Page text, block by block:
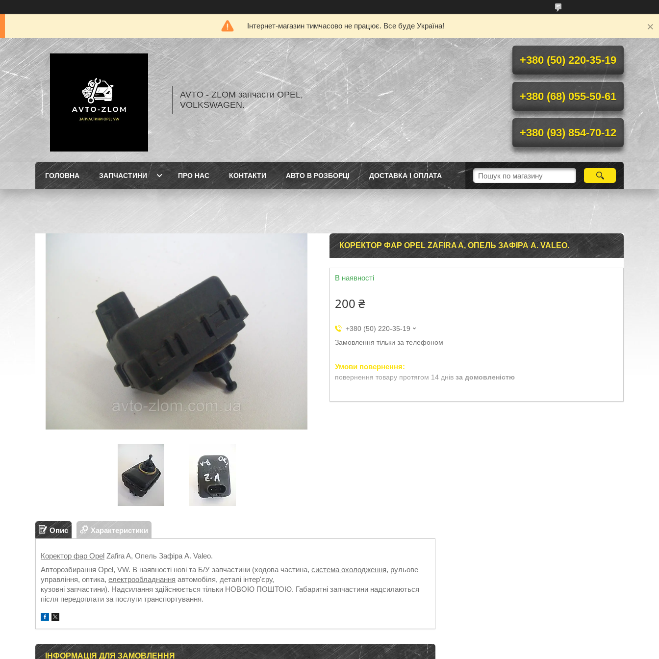
Інтернет-магазин тимчасово не працює. Все буде Україна!
AVTO - ZLOM запчасти OPEL,
VOLKSWAGEN.
+380 (50) 220-35-19
+380 (68) 055-50-61
+380 (93) 854-70-12
ГОЛОВНА ЗАПЧАСТИНИ ПРО НАС КОНТАКТИ АВТО В РОЗБОРЦІ ДОСТАВКА І ОПЛАТА
КОРЕКТОР ФАР OPEL ZAFIRA A, ОПЕЛЬ ЗАФІРА А. VALEO.
В наявності
200 ₴
+380 (50) 220-35-19
Замовлення тільки за телефоном
повернення товару протягом 14 днів за домовленістю
Опис Характеристики
Коректор фар Opel Zafira A, Опель Зафіра А. Valeo.
Авторозбирання Opel, VW. В наявності нові та Б/У запчастини (ходова частина, система охолодження, рульове
управління, оптика, електрообладнання автомобіля, деталі інтер'єру,
кузовні запчастини). Надсилання здійснюється тільки НОВОЮ ПОШТОЮ. Габаритні запчастини надсилаються
після передоплати за послуги транспортування.
ІНФОРМАЦІЯ ДЛЯ ЗАМОВЛЕННЯ